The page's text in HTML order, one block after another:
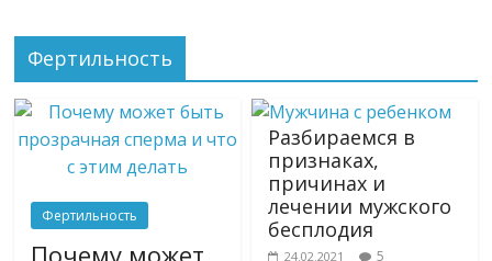
Фертильность
Фертильность
Почему может
Разбираемся в
признаках,
причинах и
лечении мужского
бесплодия
24.02.2021 5